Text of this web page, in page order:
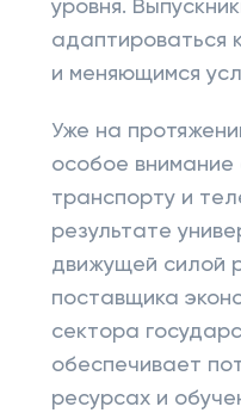
уровня.
адаптироваться
и меняющимся
Уже на
особое
транспорту и
результате
движущей силой
поставщика
сектора
обеспечивает
ресурсах и